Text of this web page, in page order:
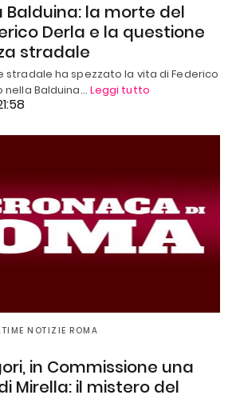
Balduina: la morte del
Derla e la questione
stradale
stradale ha spezzato la vita di Federico
Balduina… Leggi tutto
NOTIZIE ROMA
in Commissione una
Mirella: il mistero del